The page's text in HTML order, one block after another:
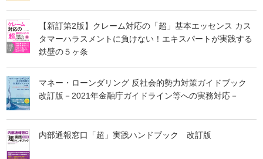
【新訂第2版】クレーム対応の「超」基本エッセンス カス
タマーハラスメントに負けない！エキスパートが実践する
鉄壁の５ヶ条
マネー・ローンダリング 反社会的勢力対策ガイドブック
改訂版－2021年金融庁ガイドライン等への実務対応－
内部通報窓口「超」実践ハンドブック 改訂版